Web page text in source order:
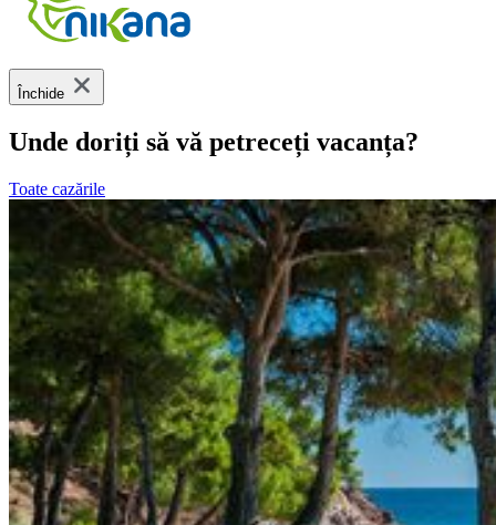
Închide
Unde doriți să vă petreceți vacanța?
Toate cazările